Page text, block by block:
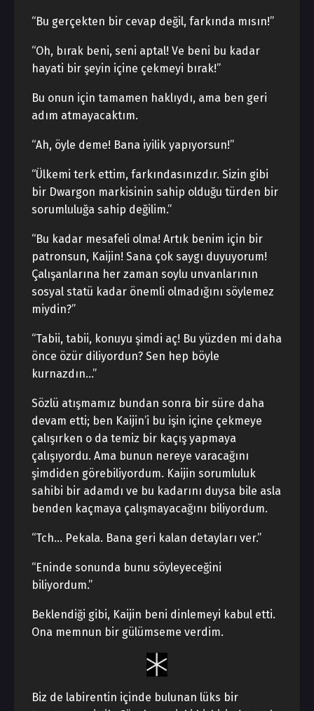
“Bu gerçekten bir cevap değil, farkında mısın!”
“Oh, bırak beni, seni aptal! Ve beni bu kadar
hayati bir şeyin içine çekmeyi bırak!”
Bu onun için tamamen haklıydı, ama ben geri
adım atmayacaktım.
“Ah, öyle deme! Bana iyilik yapıyorsun!”
“Ülkemi terk ettim, farkındasınızdır. Sizin gibi
bir Dwargon markisinin sahip olduğu türden bir
sorumluluğa sahip değilim.”
“Bu kadar mesafeli olma! Artık benim için bir
patronsun, Kaijin! Sana çok saygı duyuyorum!
Çalışanlarına her zaman soylu unvanlarının
sosyal statü kadar önemli olmadığını söylemez
miydin?”
“Tabii, tabii, konuyu şimdi aç! Bu yüzden mi daha
önce özür diliyordun? Sen hep böyle
kurnazdın…”
Sözlü atışmamız bundan sonra bir süre daha
devam etti; ben Kaijin’i bu işin içine çekmeye
çalışırken o da temiz bir kaçış yapmaya
çalışıyordu. Ama bunun nereye varacağını
şimdiden görebiliyordum. Kaijin sorumluluk
sahibi bir adamdı ve bu kadarını duysa bile asla
benden kaçmaya çalışmayacağını biliyordum.
“Tch… Pekala. Bana geri kalan detayları ver.”
“Eninde sonunda bunu söyleyeceğini
biliyordum.”
Beklendiği gibi, Kaijin beni dinlemeyi kabul etti.
Ona memnun bir gülümseme verdim.
Biz de labirentin içinde bulunan lüks bir